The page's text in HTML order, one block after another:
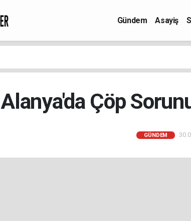
Gündem Asayiş
Alanya'da Çöp
GÜNDEM